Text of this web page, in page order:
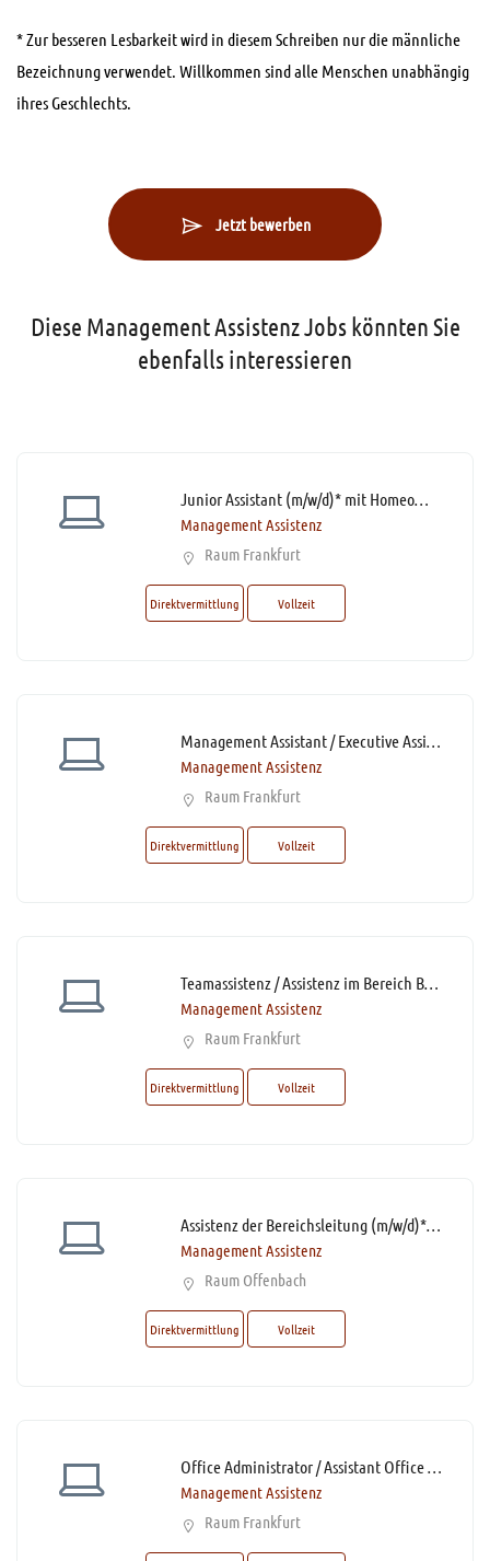
* Zur besseren Lesbarkeit wird in diesem Schreiben nur die männliche
Bezeichnung verwendet. Willkommen sind alle Menschen unabhängig
ihres Geschlechts.
Jetzt bewerben
Diese Management Assistenz Jobs könnten Sie
ebenfalls interessieren
Junior Assistant (m/w/d)* mit Homeoffice Option
Management Assistenz
Raum Frankfurt
Direktvermittlung Vollzeit
Management Assistant / Executive Assistant (m/w/d)*
Management Assistenz
Raum Frankfurt
Direktvermittlung Vollzeit
Teamassistenz / Assistenz im Bereich Banking (m/w/d)* mit Homeoffice-Option
Management Assistenz
Raum Frankfurt
Direktvermittlung Vollzeit
Assistenz der Bereichsleitung (m/w/d)* mit bis zu 60% Homeoffice
Management Assistenz
Raum Offenbach
Direktvermittlung Vollzeit
Office Administrator / Assistant Office Management (m/w/d)*
Management Assistenz
Raum Frankfurt